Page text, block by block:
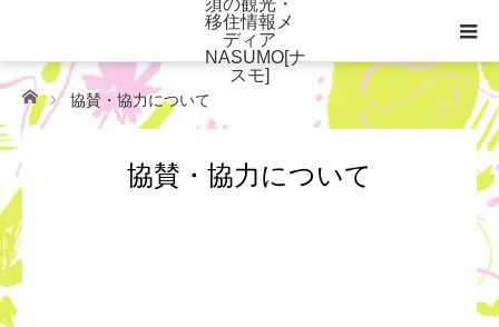
ホーム協賛・協力について
協賛・協力について